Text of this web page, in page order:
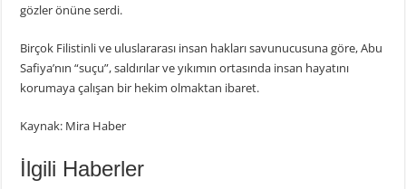
gözler önüne serdi.
Birçok Filistinli ve uluslararası insan hakları savunucusuna göre, Abu
Safiya’nın “suçu”, saldırılar ve yıkımın ortasında insan hayatını
korumaya çalışan bir hekim olmaktan ibaret.
Kaynak: Mira Haber
İlgili Haberler